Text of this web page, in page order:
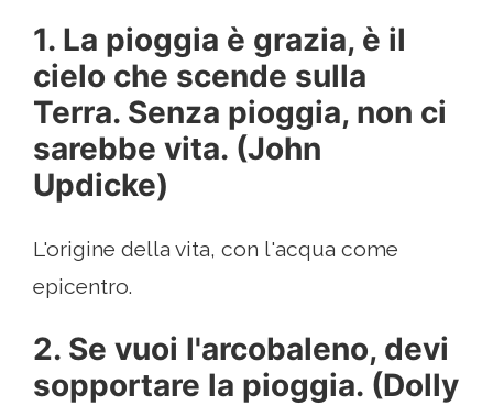
1. La pioggia è grazia, è il
cielo che scende sulla
Terra. Senza pioggia, non ci
sarebbe vita. (John
Updicke)
L'origine della vita, con l'acqua come
epicentro.
2. Se vuoi l'arcobaleno, devi
sopportare la pioggia. (Dolly